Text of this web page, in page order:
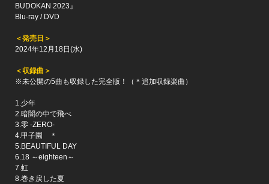
BUDOKAN 2023』
Blu-ray / DVD
＜発売日＞
2024年12月18日(水)
＜収録曲＞
※未公開の5曲も収録した完全版！（＊追加収録楽曲）
1.少年
2.暗闇の中で飛べ
3.零 -ZERO-
4.甲子園 ＊
5.BEAUTIFUL DAY
6.18 ～eighteen～
7.虹
8.巻き戻した夏